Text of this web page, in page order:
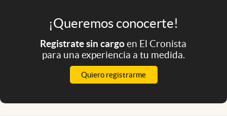
¡Queremos conocerte!
Registrate sin cargoen El Cronista
para una experiencia a tu medida.
Quiero registrarme